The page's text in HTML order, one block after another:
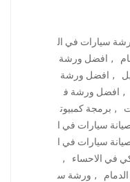
سيارات في ال
, افضل ورشة
, افضل ورشة
, افضل ورشة ف
, برمجة كمبيوت
سيارات في ا
سيارات في ا
في الاحساء
,
, ورشة س